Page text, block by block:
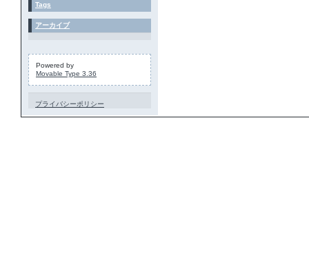
Tags
アーカイブ
Powered by
Movable Type 3.36
プライバシーポリシー